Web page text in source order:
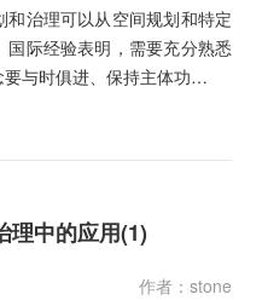
治理可以从空间规划和特定
际经验表明，需要充分熟悉
要与时俱进、保持主体功…
理中的应用(1)
作者：stone